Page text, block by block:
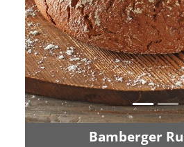
Bamberger